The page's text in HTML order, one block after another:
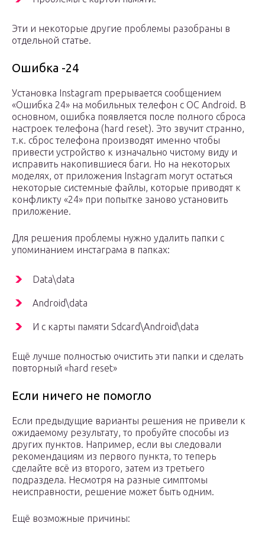
Эти и некоторые другие проблемы разобраны в
отдельной статье.
Ошибка -24
Установка Instagram прерывается сообщением
«Ошибка 24» на мобильных телефон с ОС Android. В
основном, ошибка появляется после полного сброса
настроек телефона (hard reset). Это звучит странно,
т.к. сброс телефона производят именно чтобы
привести устройство к изначально чистому виду и
исправить накопившиеся баги. Но на некоторых
моделях, от приложения Instagram могут остаться
некоторые системные файлы, которые приводят к
конфликту «24» при попытке заново установить
приложение.
Для решения проблемы нужно удалить папки с
упоминанием инстаграма в папках:
Data\data
Android\data
И с карты памяти Sdcard\Android\data
Ещё лучше полностью очистить эти папки и сделать
повторный «hard reset»
Если ничего не помогло
Если предыдущие варианты решения не привели к
ожидаемому результату, то пробуйте способы из
других пунктов. Например, если вы следовали
рекомендациям из первого пункта, то теперь
сделайте всё из второго, затем из третьего
подраздела. Несмотря на разные симптомы
неисправности, решение может быть одним.
Ещё возможные причины: